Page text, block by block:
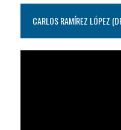
CARLOS RAMÍREZ LÓPEZ